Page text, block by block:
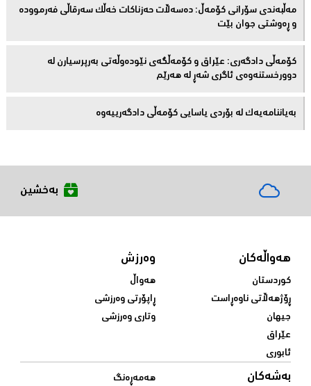
مەڵبەندى سۆرانى کۆمەڵ: دەسەڵات حەزناکات خەڵک سەرقاڵى فەرموودە
و ڕەوشتى جوان بێت
کۆمەڵى دادگەرى: عێراق و كۆمەڵگەی نێودەوڵەتی بەرپرسیارن لە
دوورخستنەوەى ئاگری شەڕ لە هەرێم
بەیاننامەیەک لە بۆردی یاسایی کۆمەڵی دادگەرییەوە
بەخشین
هەواڵەکان
کوردستان
ڕۆژهەڵاتی ناوەڕاست
جیهان
عێراق
ئابوری
وەرزش
هەواڵ
ڕاپۆرتی وەرزشی
وتاری وەرزشی
بەشەکان هەمەڕەنگ